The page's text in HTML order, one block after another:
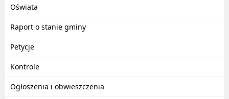
Oświata
Raport o stanie gminy
Petycje
Kontrole
Ogłoszenia i obwieszczenia